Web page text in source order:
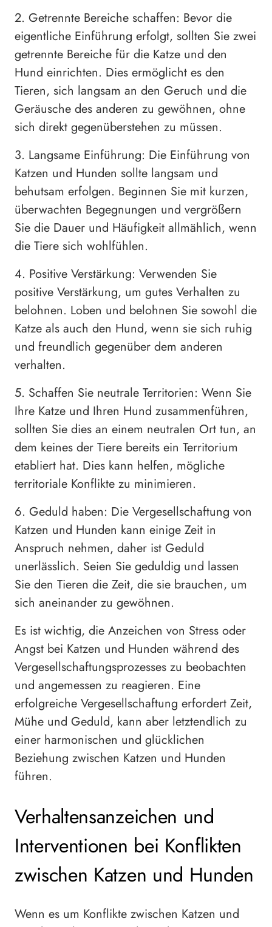
2. Getrennte Bereiche schaffen: Bevor die
eigentliche Einführung erfolgt, sollten Sie zwei
getrennte Bereiche für die Katze und den
Hund einrichten. Dies ermöglicht es den
Tieren, sich langsam an den Geruch und die
Geräusche des anderen zu gewöhnen, ohne
sich direkt gegenüberstehen zu müssen.
3. Langsame Einführung: Die Einführung von
Katzen und Hunden sollte langsam und
behutsam erfolgen. Beginnen Sie mit kurzen,
überwachten Begegnungen und vergrößern
Sie die Dauer und Häufigkeit allmählich, wenn
die Tiere sich wohlfühlen.
4. Positive Verstärkung: Verwenden Sie
positive Verstärkung, um gutes Verhalten zu
belohnen. Loben und belohnen Sie sowohl die
Katze als auch den Hund, wenn sie sich ruhig
und freundlich gegenüber dem anderen
verhalten.
5. Schaffen Sie neutrale Territorien: Wenn Sie
Ihre Katze und Ihren Hund zusammenführen,
sollten Sie dies an einem neutralen Ort tun, an
dem keines der Tiere bereits ein Territorium
etabliert hat. Dies kann helfen, mögliche
territoriale Konflikte zu minimieren.
6. Geduld haben: Die Vergesellschaftung von
Katzen und Hunden kann einige Zeit in
Anspruch nehmen, daher ist Geduld
unerlässlich. Seien Sie geduldig und lassen
Sie den Tieren die Zeit, die sie brauchen, um
sich aneinander zu gewöhnen.
Es ist wichtig, die Anzeichen von Stress oder
Angst bei Katzen und Hunden während des
Vergesellschaftungsprozesses zu beobachten
und angemessen zu reagieren. Eine
erfolgreiche Vergesellschaftung erfordert Zeit,
Mühe und Geduld, kann aber letztendlich zu
einer harmonischen und glücklichen
Beziehung zwischen Katzen und Hunden
führen.
Verhaltensanzeichen und
Interventionen bei Konflikten
zwischen Katzen und Hunden
Wenn es um Konflikte zwischen Katzen und